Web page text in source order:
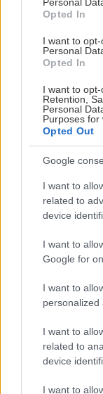
Opted In
I want to
Personal
Opted In
I want to opt-
Retention,
Personal
Purposes for
Opted Out
Google
I want to
related to
device
I want to
Google for
I want to
personalized
I want to
related to
device
I want to